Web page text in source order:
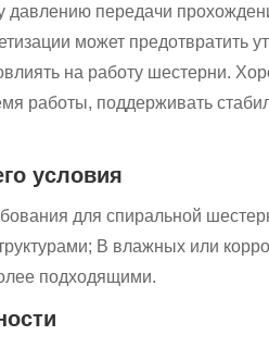
давлению передачи
может предотвратить
на работу шестерни.
работы, поддерживать
условия
для спиральной
В влажных или
подходящими.